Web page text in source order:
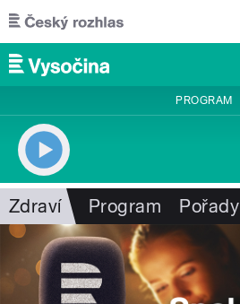
Přejít k hlavnímu obsahu
PROGRAM
Zdraví Program Pořady